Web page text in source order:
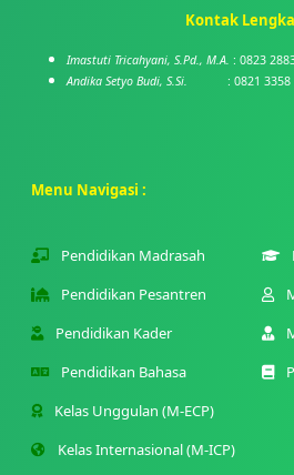
Kontak
Imastuti Tricahyani, S.Pd., M.A. : 0823
Andika Setyo Budi, S.Si. : 0821 3358
Menu Navigasi :
Pendidikan Madrasah
Pendidikan Pesantren
Pendidikan Kader
Pendidikan Bahasa
Kelas Unggulan (M-ECP)
Kelas Internasional (M-ICP)